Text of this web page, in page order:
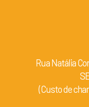
Rua Natália
(Custo de